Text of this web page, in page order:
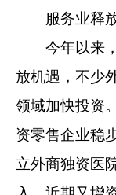
服务业释放
今年以来，
放机遇，不少
领域加快投资
资零售企业稳
立外商独资医